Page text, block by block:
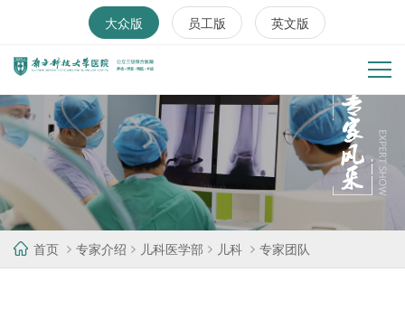
大众版 员工版 英文版
首页 专家介绍 儿科医学部 儿科 专家团队